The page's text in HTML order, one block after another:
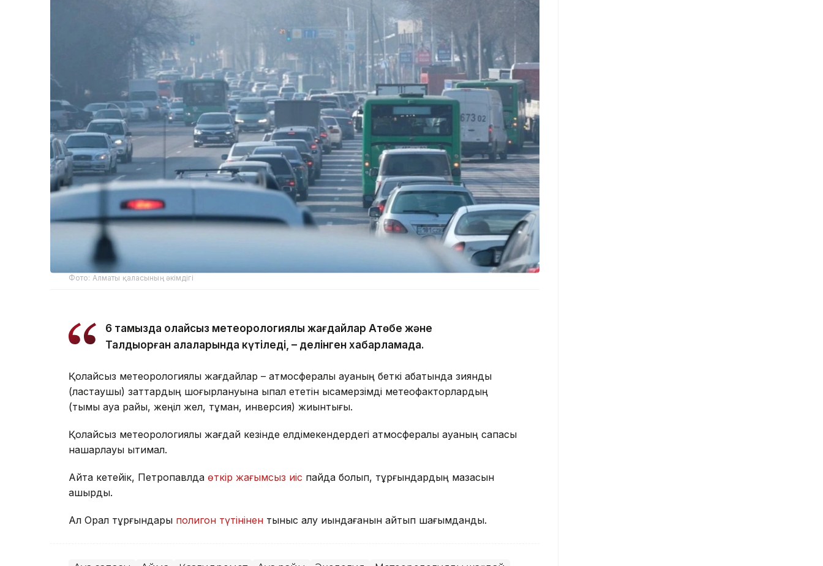
Фото: Алматы қаласының әкімдігі
6 тамызда қолайсыз метеорологиялық жағдайлар Ақтөбе және
Талдықорған қалаларында күтіледі, – делінген хабарламада.
Қолайсыз метеорологиялық жағдайлар – атмосфералық ауаның беткі қабатында зиянды
(ластаушы) заттардың шоғырлануына ықпал ететін қысқамерзімді метеофакторлардың
(тымық ауа райы, жеңіл жел, тұман, инверсия) жиынтығы.
Қолайсыз метеорологиялық жағдай кезінде елдімекендердегі атмосфералық ауаның сапасы
нашарлауы ықтимал.
Айта кетейік, Петропавлда өткір жағымсыз иіс пайда болып, тұрғындардың мазасын
қашырды.
Ал Орал тұрғындары полигон түтінінен тыныс алу қиындағанын айтып шағымданды.